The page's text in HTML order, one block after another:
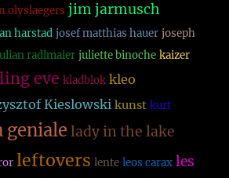
olyslaegers jim jarmusch
harstad josef matthias hauer joseph
radlmaier juliette binoche kaizer
eve kladblok kleo
Kieslowski kunst kurt
geniale lady in the lake
leftovers lente leos carax les